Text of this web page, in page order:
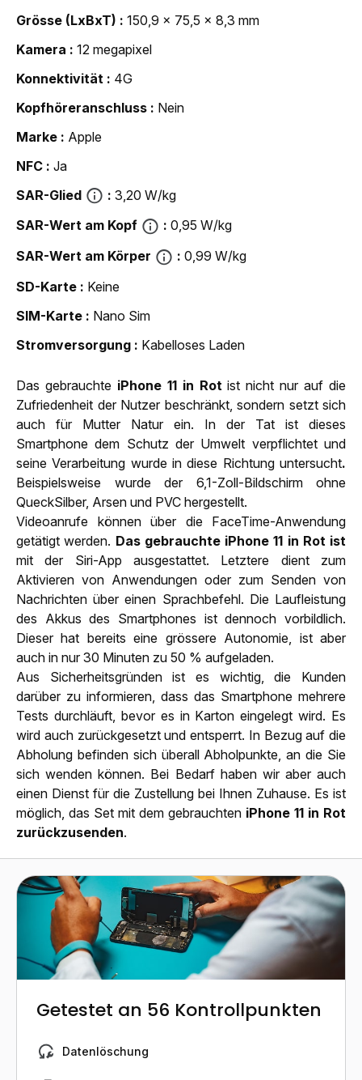
Grösse (LxBxT)
150,9 x 75,5 x 8,3 mm
Kamera
12 megapixel
Konnektivität
4G
Kopfhöreranschluss
Nein
Marke
Apple
NFC
Ja
SAR-Glied
3,20 W/kg
SAR-Wert am Kopf
0,95 W/kg
SAR-Wert am Körper
0,99 W/kg
SD-Karte
Keine
SIM-Karte
Nano Sim
Strom­versorgung
Kabelloses Laden
Das gebrauchte iPhone 11 in Rot ist nicht nur auf die
Zufriedenheit der Nutzer beschränkt, sondern setzt sich
auch für Mutter Natur ein. In der Tat ist dieses
Smartphone dem Schutz der Umwelt verpflichtet und
seine Verarbeitung wurde in diese Richtung untersucht.
Beispielsweise wurde der 6,1-Zoll-Bildschirm ohne
QueckSilber, Arsen und PVC hergestellt.
Videoanrufe können über die FaceTime-Anwendung
getätigt werden. Das gebrauchte iPhone 11 in Rot ist
mit der Siri-App ausgestattet. Letztere dient zum
Aktivieren von Anwendungen oder zum Senden von
Nachrichten über einen Sprachbefehl. Die Laufleistung
des Akkus des Smartphones ist dennoch vorbildlich.
Dieser hat bereits eine grössere Autonomie, ist aber
auch in nur 30 Minuten zu 50 % aufgeladen.
Aus Sicherheitsgründen ist es wichtig, die Kunden
darüber zu informieren, dass das Smartphone mehrere
Tests durchläuft, bevor es in Karton eingelegt wird. Es
wird auch zurückgesetzt und entsperrt. In Bezug auf die
Abholung befinden sich überall Abholpunkte, an die Sie
sich wenden können. Bei Bedarf haben wir aber auch
einen Dienst für die Zustellung bei Ihnen Zuhause. Es ist
möglich, das Set mit dem gebrauchten iPhone 11 in Rot
zurückzusenden.
Getestet an 56 Kontrollpunkten
Datenlöschung